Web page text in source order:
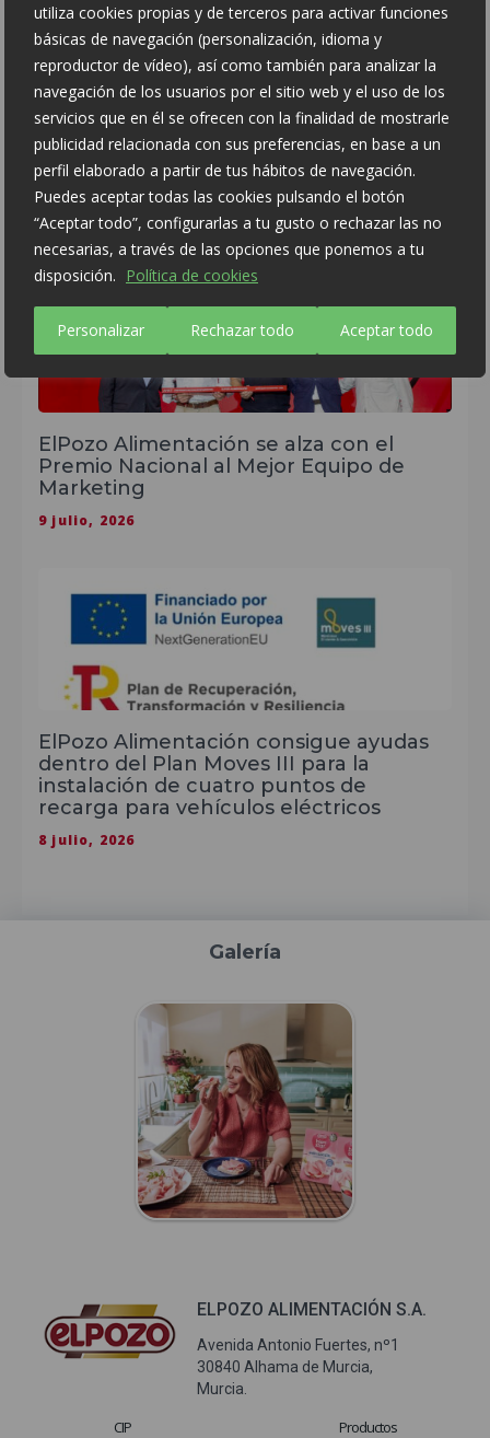
utiliza cookies propias y de terceros para activar funciones
básicas de navegación (personalización, idioma y
reproductor de vídeo), así como también para analizar la
navegación de los usuarios por el sitio web y el uso de los
servicios que en él se ofrecen con la finalidad de mostrarle
publicidad relacionada con sus preferencias, en base a un
perfil elaborado a partir de tus hábitos de navegación.
Puedes aceptar todas las cookies pulsando el botón
“Aceptar todo”, configurarlas a tu gusto o rechazar las no
necesarias, a través de las opciones que ponemos a tu
disposición. Política de cookies
Personalizar Rechazar todo Aceptar todo
ElPozo Alimentación aumenta su
facturación un 5,7 por ciento en el
ejercicio 2025 hasta alcanzar los 1.950
millones de euros
28 julio, 2026
ElPozo Alimentación se alza con el
Premio Nacional al Mejor Equipo de
Marketing
9 julio, 2026
ElPozo Alimentación consigue ayudas
dentro del Plan Moves III para la
instalación de cuatro puntos de
recarga para vehículos eléctricos
8 julio, 2026
Galería
ELPOZO ALIMENTACIÓN S.A.
Avenida Antonio Fuertes, nº1
30840 Alhama de Murcia,
Murcia.
CIP
Productos